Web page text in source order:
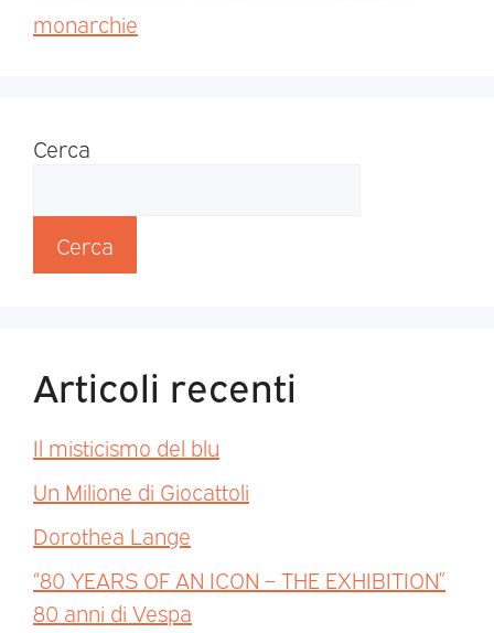
monarchie
Cerca
Cerca
Articoli recenti
Il misticismo del blu
Un Milione di Giocattoli
Dorothea Lange
“80 YEARS OF AN ICON – THE EXHIBITION”
80 anni di Vespa